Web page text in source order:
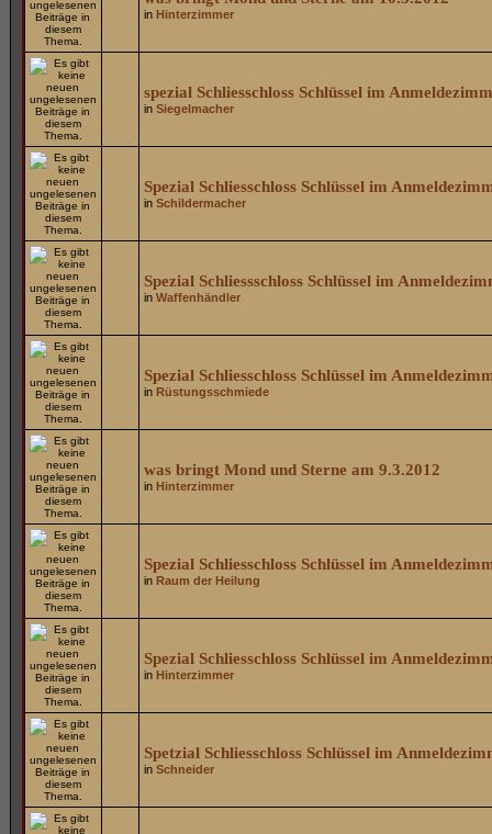
in Hinterzimmer
spezial Schliesschloss Schlüssel im
in Siegelmacher
Spezial Schliesschloss Schlüssel im
in Schildermacher
Spezial Schliessschloss Schlüssel im
in Waffenhändler
Spezial Schliesschloss Schlüssel im
in Rüstungsschmiede
was bringt Mond und Sterne am 9.3.2012
in Hinterzimmer
Spezial Schliesschloss Schlüssel im
in Raum der Heilung
Spezial Schliesschloss Schlüssel im
in Hinterzimmer
Spetzial Schliesschloss Schlüssel im
in Schneider